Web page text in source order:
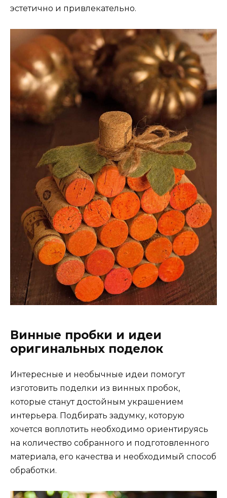
эстетично и привлекательно.
Винные пробки и идеи
оригинальных поделок
Интересные и необычные идеи помогут
изготовить поделки из винных пробок,
которые станут достойным украшением
интерьера. Подбирать задумку, которую
хочется воплотить необходимо ориентируясь
на количество собранного и подготовленного
материала, его качества и необходимый способ
обработки.